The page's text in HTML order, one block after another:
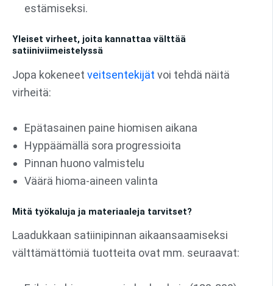
estämiseksi.
Yleiset virheet, joita kannattaa välttää
satiiniviimeistelyssä
Jopa kokeneet veitsentekijät voi tehdä näitä
virheitä:
Epätasainen paine hiomisen aikana
Hyppäämällä sora progressioita
Pinnan huono valmistelu
Väärä hioma-aineen valinta
Mitä työkaluja ja materiaaleja tarvitset?
Laadukkaan satiinipinnan aikaansaamiseksi
välttämättömiä tuotteita ovat mm. seuraavat: